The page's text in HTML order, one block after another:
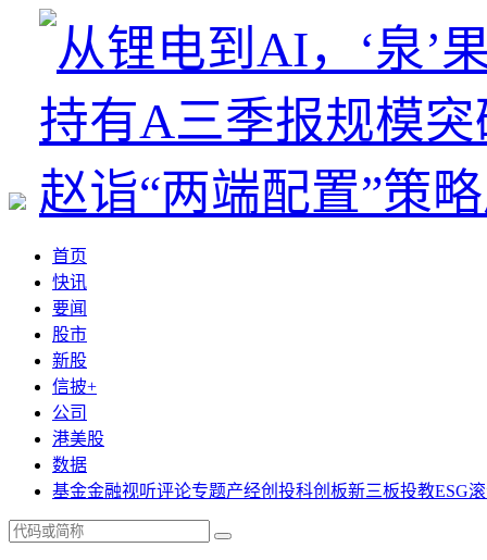
首页
快讯
要闻
股市
新股
信披+
公司
港美股
数据
基金金融视听评论专题产经创投科创板新三板投教ESG